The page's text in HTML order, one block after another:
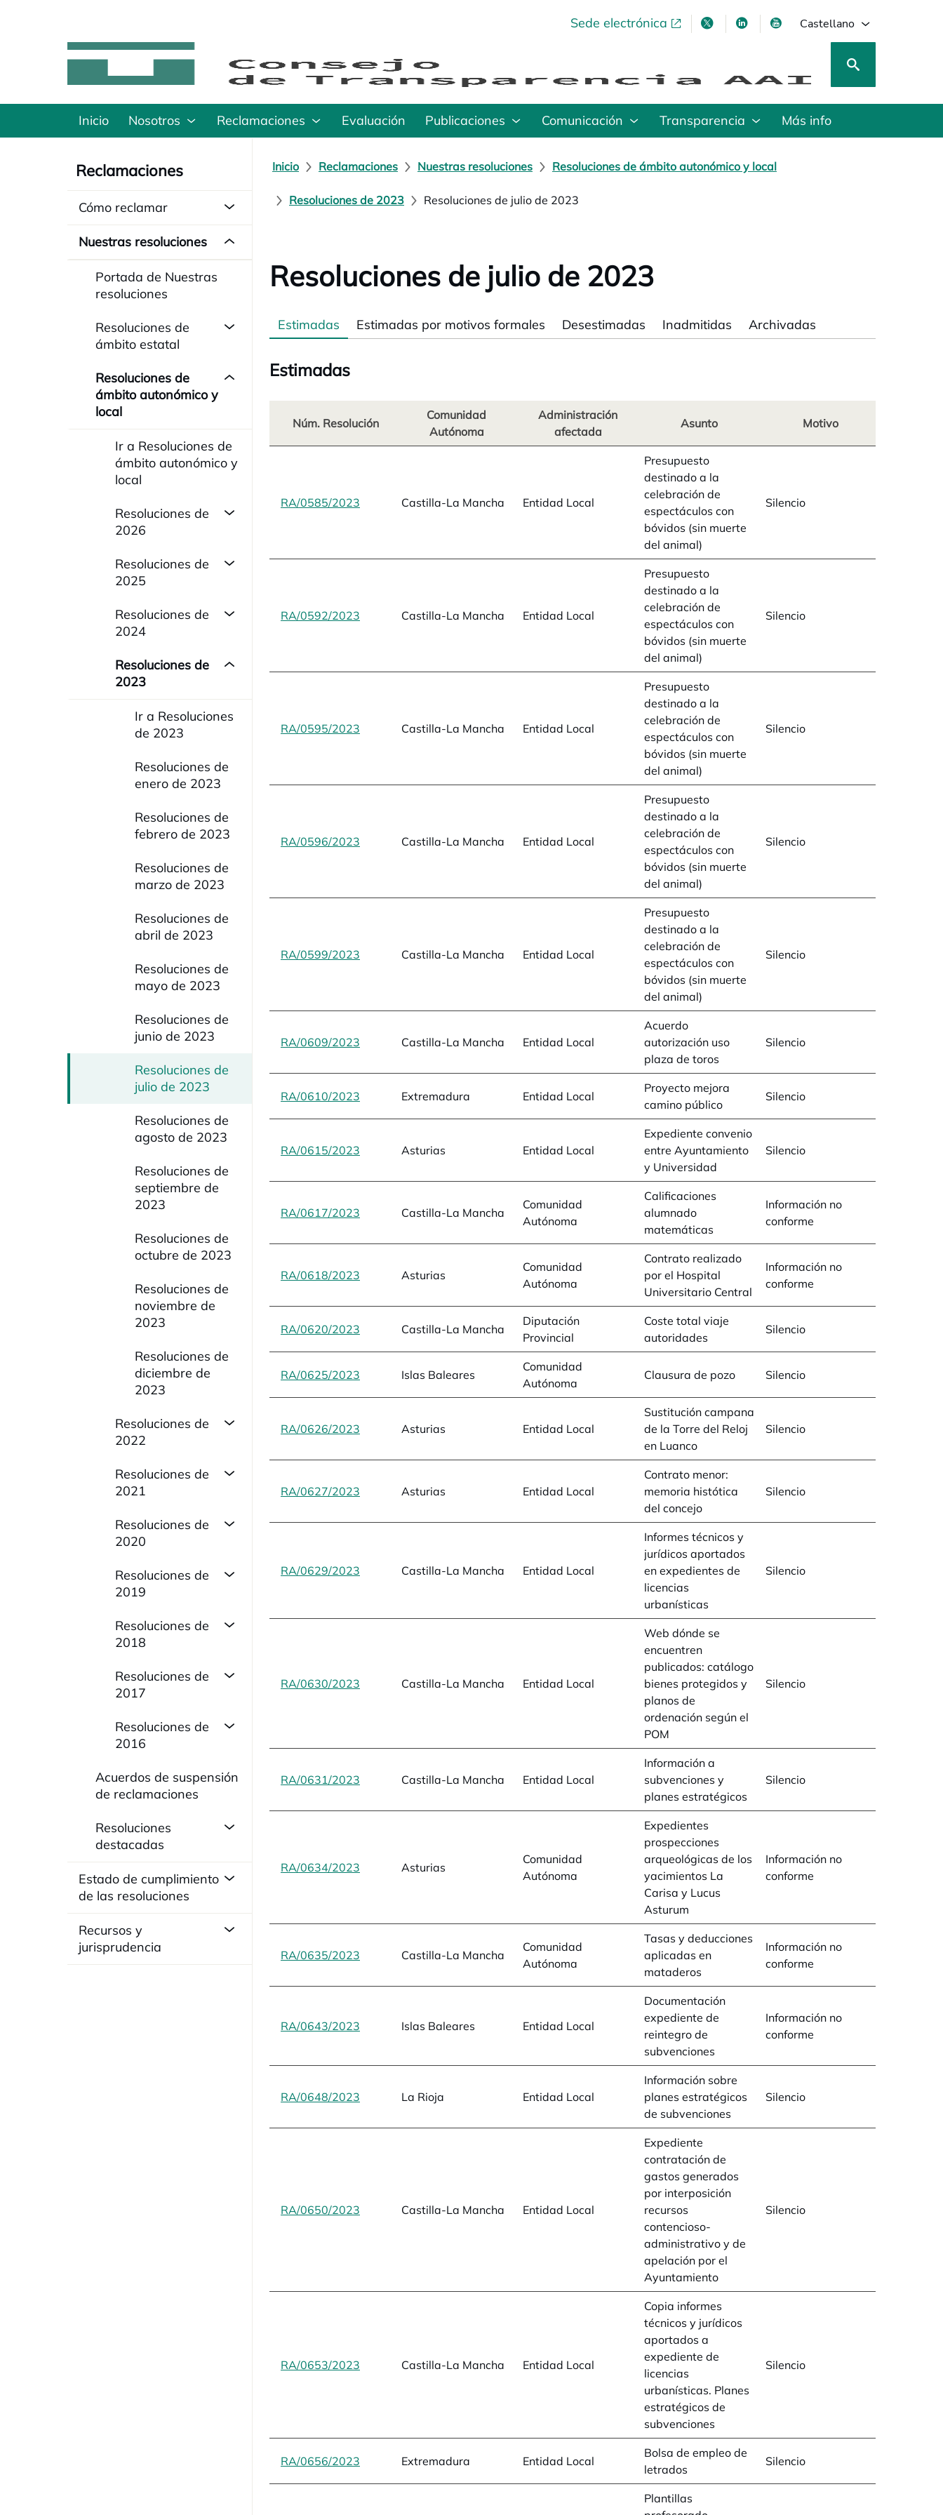
Sede electrónicase abre en una pestaña nueva
se abre en una pestaña nueva
se abre en una pestaña nueva
se abre en una pestaña
Castellano
Inicio Nosotros Reclamaciones Evaluación Publicaciones Comunicación Transparencia Más info
Reclamaciones
Cómo reclamar
Nuestras resoluciones
Portada de Nuestras
resoluciones
Resoluciones de
ámbito estatal
Resoluciones de
ámbito autonómico y
local
Ir a Resoluciones de
ámbito autonómico y
local
Resoluciones de
2026
Resoluciones de
2025
Resoluciones de
2024
Resoluciones de
2023
Ir a Resoluciones
de 2023
Resoluciones de
enero de 2023
Resoluciones de
febrero de 2023
Resoluciones de
marzo de 2023
Resoluciones de
abril de 2023
Resoluciones de
mayo de 2023
Resoluciones de
junio de 2023
Resoluciones de
julio de 2023
Resoluciones de
agosto de 2023
Resoluciones de
septiembre de
2023
Resoluciones de
octubre de 2023
Resoluciones de
noviembre de
2023
Resoluciones de
diciembre de
2023
Resoluciones de
2022
Resoluciones de
2021
Resoluciones de
2020
Resoluciones de
2019
Resoluciones de
2018
Resoluciones de
2017
Resoluciones de
2016
Acuerdos de suspensión
de reclamaciones
Resoluciones
destacadas
Estado de cumplimiento
de las resoluciones
Recursos y
jurisprudencia
Inicio Reclamaciones Nuestras resoluciones Resoluciones de ámbito autonómico y local
Resoluciones de 2023 Resoluciones de julio de 2023
Resoluciones de julio de 2023
Estimadas Estimadas por motivos formales Desestimadas Inadmitidas Archivadas
Estimadas
Núm. Resolución
Comunidad
Autónoma
Administración
afectada
Asunto Motivo
RA/0585/2023 se abre en una pestaña nueva
Castilla-La Mancha Entidad Local
Presupuesto
destinado a la
celebración de
espectáculos con
bóvidos (sin muerte
del animal)
Silencio
RA/0592/2023 se abre en una pestaña nueva
Castilla-La Mancha Entidad Local
Presupuesto
destinado a la
celebración de
espectáculos con
bóvidos (sin muerte
del animal)
Silencio
RA/0595/2023 se abre en una pestaña nueva
Castilla-La Mancha Entidad Local
Presupuesto
destinado a la
celebración de
espectáculos con
bóvidos (sin muerte
del animal)
Silencio
RA/0596/2023 se abre en una pestaña nueva
Castilla-La Mancha Entidad Local
Presupuesto
destinado a la
celebración de
espectáculos con
bóvidos (sin muerte
del animal)
Silencio
RA/0599/2023 se abre en una pestaña nueva
Castilla-La Mancha Entidad Local
Presupuesto
destinado a la
celebración de
espectáculos con
bóvidos (sin muerte
del animal)
Silencio
RA/0609/2023 se abre en una pestaña nueva
Castilla-La Mancha Entidad Local
Acuerdo
autorización uso
plaza de toros
Silencio
RA/0610/2023 se abre en una pestaña nueva
Extremadura Entidad Local
Proyecto mejora
camino público
Silencio
RA/0615/2023 se abre en una pestaña nueva
Asturias Entidad Local
Expediente convenio
entre Ayuntamiento
y Universidad
Silencio
RA/0617/2023 se abre en una pestaña nueva
Castilla-La Mancha
Comunidad
Autónoma
Calificaciones
alumnado
matemáticas
Información no
conforme
RA/0618/2023 se abre en una pestaña nueva
Asturias
Comunidad
Autónoma
Contrato realizado
por el Hospital
Universitario Central
Información no
conforme
RA/0620/2023 se abre en una pestaña nueva
Castilla-La Mancha
Diputación
Provincial
Coste total viaje
autoridades
Silencio
RA/0625/2023 se abre en una pestaña nueva
Islas Baleares
Comunidad
Autónoma
Clausura de pozo Silencio
RA/0626/2023 se abre en una pestaña nueva
Asturias Entidad Local
Sustitución campana
de la Torre del Reloj
en Luanco
Silencio
RA/0627/2023 se abre en una pestaña nueva
Asturias Entidad Local
Contrato menor:
memoria histótica
del concejo
Silencio
RA/0629/2023 se abre en una pestaña nueva
Castilla-La Mancha Entidad Local
Informes técnicos y
jurídicos aportados
en expedientes de
licencias
urbanísticas
Silencio
RA/0630/2023 se abre en una pestaña nueva
Castilla-La Mancha Entidad Local
Web dónde se
encuentren
publicados: catálogo
bienes protegidos y
planos de
ordenación según el
POM
Silencio
RA/0631/2023 se abre en una pestaña nueva
Castilla-La Mancha Entidad Local
Información a
subvenciones y
planes estratégicos
Silencio
RA/0634/2023 se abre en una pestaña nueva
Asturias
Comunidad
Autónoma
Expedientes
prospecciones
arqueológicas de los
yacimientos La
Carisa y Lucus
Asturum
Información no
conforme
RA/0635/2023 se abre en una pestaña nueva
Castilla-La Mancha
Comunidad
Autónoma
Tasas y deducciones
aplicadas en
mataderos
Información no
conforme
RA/0643/2023 se abre en una pestaña nueva
Islas Baleares Entidad Local
Documentación
expediente de
reintegro de
subvenciones
Información no
conforme
RA/0648/2023 se abre en una pestaña nueva
La Rioja Entidad Local
Información sobre
planes estratégicos
de subvenciones
Silencio
RA/0650/2023 se abre en una pestaña nueva
Castilla-La Mancha Entidad Local
Expediente
contratación de
gastos generados
por interposición
recursos
contencioso-
administrativo y de
apelación por el
Ayuntamiento
Silencio
RA/0653/2023 se abre en una pestaña nueva
Castilla-La Mancha Entidad Local
Copia informes
técnicos y jurídicos
aportados a
expediente de
licencias
urbanísticas. Planes
estratégicos de
subvenciones
Silencio
RA/0656/2023 se abre en una pestaña nueva
Extremadura Entidad Local
Bolsa de empleo de
letrados
Silencio
Plantillas